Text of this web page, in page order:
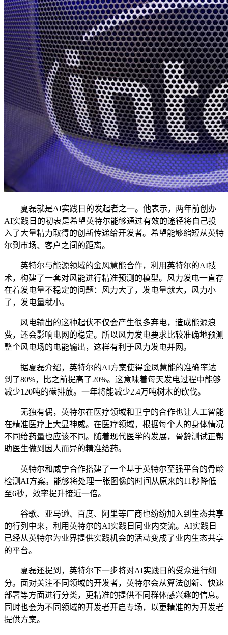
夏磊就是AI实践日的发起者之一。他表示，两年前创办
AI实践日的初衷是希望英特尔能够通过有效的途径将自己投
入了大量精力取得的创新传递给开发者。希望能够缩短从英特
尔到市场、客户之间的距离。
英特尔与能源领域的金风慧能合作，利用英特尔的AI技
术，构建了一套对风能进行精准预测的模型。风力发电一直存
在着发电量不稳定的问题：风力大了，发电量就大，风力小
了，发电量就小。
风电输出的这种起伏不仅会产生很多弃电，造成能源浪
费，还会影响电网的稳定。所以风力发电要求比较准确地预测
整个风电场的电能输出，这样有利于风力发电并网。
据夏磊介绍，英特尔的AI方案使得金凤慧能的准确率达
到了80%，比之前提高了20%。这意味着每天发电过程中能够
减少120吨的碳排放。一年将能减少2.4万吨树木的砍伐。
无独有偶，英特尔在医疗领域和卫宁的合作也让人工智能
在精准医疗上大显神威。在医疗领域，根据每个人的身体情况
不同给药量也应该不同。随着现代医学的发展，骨龄测试正帮
助医生做到因人而异的精准给药。
英特尔和威宁合作搭建了一个基于英特尔至强平台的骨龄
检测AI方案。能够将处理一张图像的时间从原来的11秒降低
至6秒，效率提升接近一倍。
谷歌、亚马逊、百度、阿里等厂商也纷纷加入到生态共享
的行列中来，利用英特尔的AI实践日同业内交流。AI实践日
已经从英特尔为业界提供实践机会的活动变成了业内生态共享
的平台。
夏磊还提到，英特尔下一步将对AI实践日的受众进行细
分。面对关注不同领域的开发者，英特尔会从算法创新、快速
部署等方面进行分类，更精准的提供不同群体感兴趣的信息。
同时也会为不同领域的开发者开启专场，以更精准的为开发者
提供方案。